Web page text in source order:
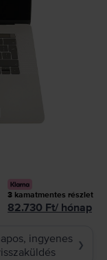
3 kamatmentes részlet
82.730 Ft/ hónap
ingyenes
❯